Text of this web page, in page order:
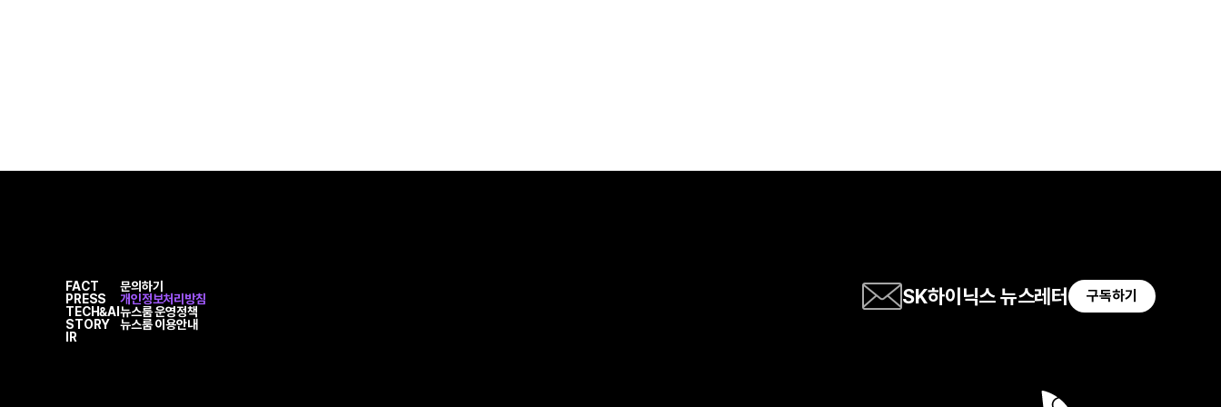
FACT
PRESS
TECH&AI
STORY
IR
문의하기
개인정보처리방침
뉴스룸 운영정책
뉴스룸 이용안내
SK하이닉스 뉴스레터 구독하기